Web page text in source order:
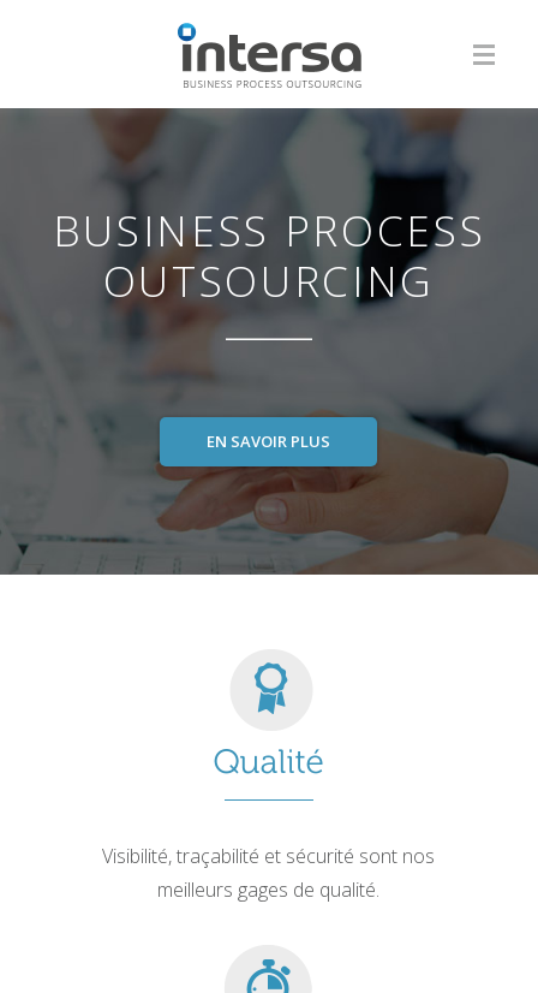
BUSINESS PROCESS
OUTSOURCING
EN SAVOIR PLUS
Visibilité, traçabilité et sécurité sont nos
meilleurs gages de qualité.